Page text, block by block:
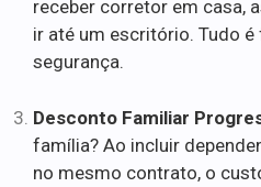
receber corretor em casa,
ir até um escritório. Tudo
segurança.
Desconto Familiar
família? Ao incluir
no mesmo contrato, o